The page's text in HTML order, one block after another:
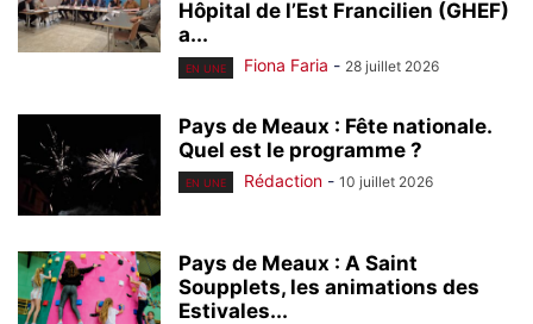
Hôpital de l’Est Francilien (GHEF)
a...
EN UNE Fiona Faria - 28 juillet 2026
Pays de Meaux : Fête nationale.
Quel est le programme ?
EN UNE Rédaction - 10 juillet 2026
Pays de Meaux : A Saint
Soupplets, les animations des
Estivales...